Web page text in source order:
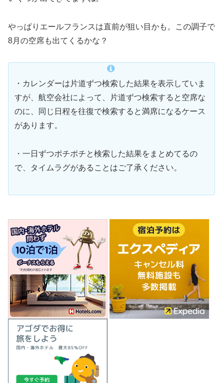
やっぱりエールフランスは直前が狙い目かも。この調子で
8月の空席も出てくるかな？
・カレンダーは片道ずつ検索した結果を表示していま
すが、航空会社によって、片道ずつ検索すると空席な
のに、同じ日程を往復で検索すると満席になるケース
があります。
・一日ずつポチポチと検索した結果をまとめてるの
で、タイムラグがあることはご了承ください。